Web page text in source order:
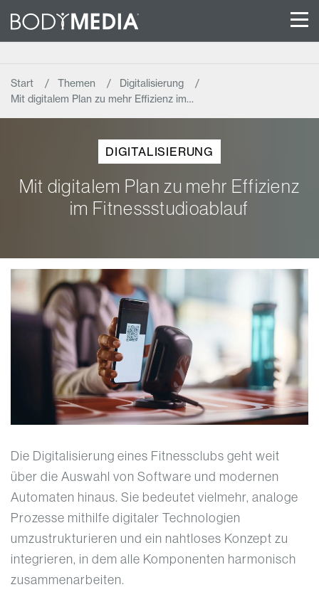
Start Themen
Digitalisierung
Mit digitalem Plan zu mehr Effizienz im…
DIGITALISIERUNG
Mit digitalem Plan zu mehr Effizienz
im Fitnessstudioablauf
Die Digitalisierung eines Fitnessclubs geht weit
über die Auswahl von Software und modernen
Automaten hinaus. Sie bedeutet vielmehr, analoge
Prozesse mithilfe digitaler Technologien
umzustrukturieren und ein nahtloses Konzept zu
integrieren, in dem alle Komponenten harmonisch
zusammenarbeiten.